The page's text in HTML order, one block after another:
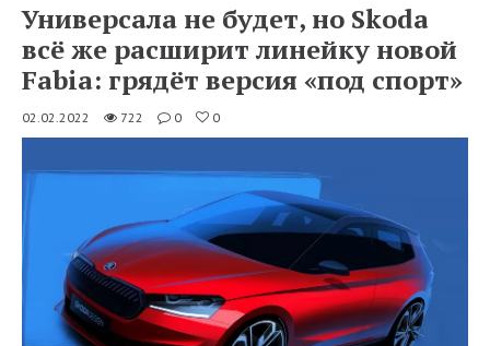
Универсала не будет, но Skoda
всё же расширит линейку новой
Fabia: грядёт версия «под спорт»
02.02.2022 722 0 0